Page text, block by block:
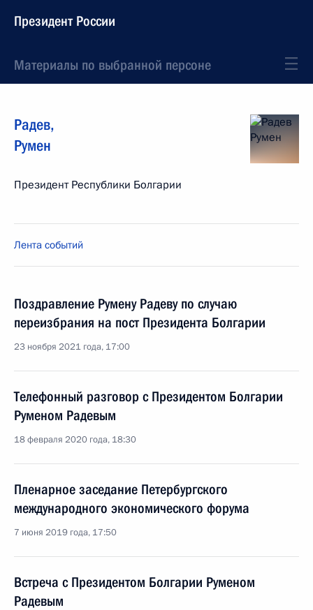
Президент России
Материалы по выбранной персоне
Радев,
Румен
Президент Республики Болгарии
Лента событий
Поздравление Румену Радеву по случаю
переизбрания на пост Президента Болгарии
23 ноября 2021 года, 17:00
Телефонный разговор с Президентом Болгарии
Руменом Радевым
18 февраля 2020 года, 18:30
Пленарное заседание Петербургского
международного экономического форума
7 июня 2019 года, 17:50
Встреча с Президентом Болгарии Руменом
Радевым